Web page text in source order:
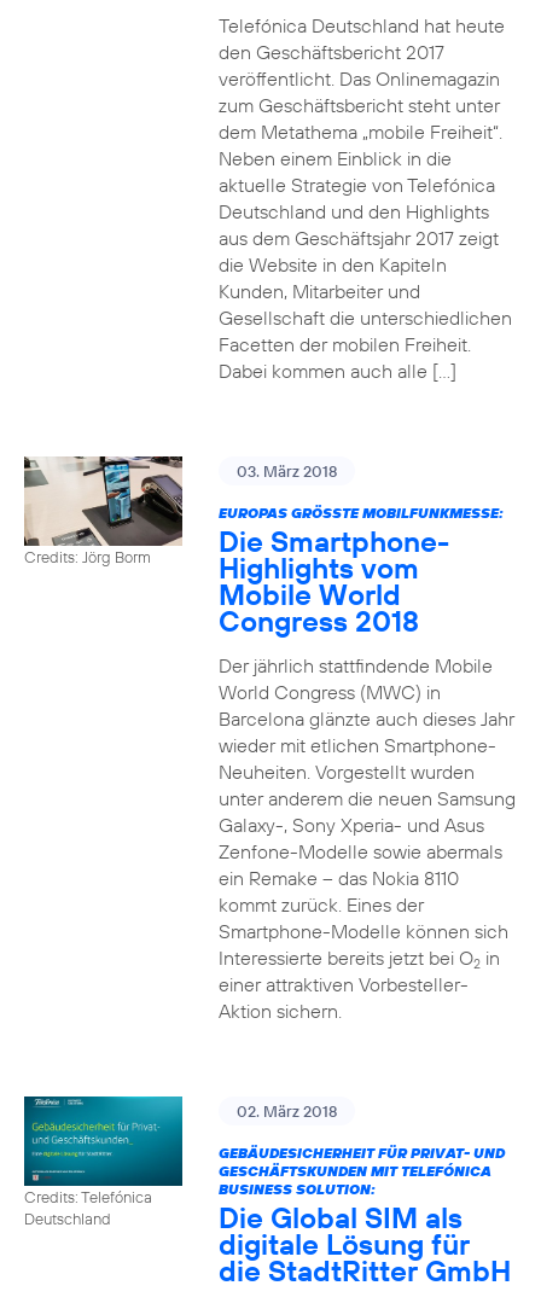
Telefónica Deutschland hat heute
den Geschäftsbericht 2017
veröffentlicht. Das Onlinemagazin
zum Geschäftsbericht steht unter
dem Metathema „mobile Freiheit“.
Neben einem Einblick in die
aktuelle Strategie von Telefónica
Deutschland und den Highlights
aus dem Geschäftsjahr 2017 zeigt
die Website in den Kapiteln
Kunden, Mitarbeiter und
Gesellschaft die unterschiedlichen
Facetten der mobilen Freiheit.
Dabei kommen auch alle […]
Credits: Jörg Borm
03. März 2018
EUROPAS GRÖSSTE MOBILFUNKMESSE:
Die Smartphone-
Highlights vom
Mobile World
Congress 2018
Der jährlich stattfindende Mobile
World Congress (MWC) in
Barcelona glänzte auch dieses Jahr
wieder mit etlichen Smartphone-
Neuheiten. Vorgestellt wurden
unter anderem die neuen Samsung
Galaxy-, Sony Xperia- und Asus
Zenfone-Modelle sowie abermals
ein Remake – das Nokia 8110
kommt zurück. Eines der
Smartphone-Modelle können sich
Interessierte bereits jetzt bei O2in
einer attraktiven Vorbesteller-
Aktion sichern.
Credits: Telefónica
Deutschland
02. März 2018
GEBÄUDESICHERHEIT FÜR PRIVAT- UND
GESCHÄFTSKUNDEN MIT TELEFÓNICA
BUSINESS SOLUTION:
Die Global SIM als
digitale Lösung für
die StadtRitter GmbH